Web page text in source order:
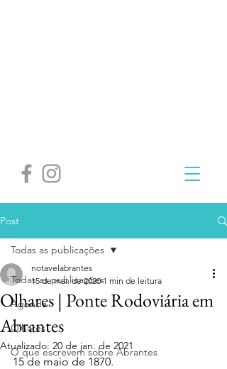
Post
Todas as publicações
Agenda
Olhares
O que escrevem sobre Abrantes
Todas as publicações
Olhares | Ponte Rodoviária em
Abrantes
notavelabrantes
15 de mai. de 2020 1 min de leitura
Atualizado: 20 de jan. de 2021
15 de maio de 1870.